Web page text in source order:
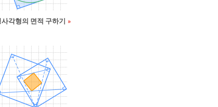
각형의 면적 구하기